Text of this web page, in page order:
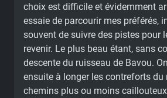
choix est difficile et évidemment
essaie de parcourir mes préférés,
souvent de suivre des pistes pour
revenir. Le plus beau étant, sans
descente du ruisseau de Bavou.
ensuite à longer les contreforts
chemins plus ou moins